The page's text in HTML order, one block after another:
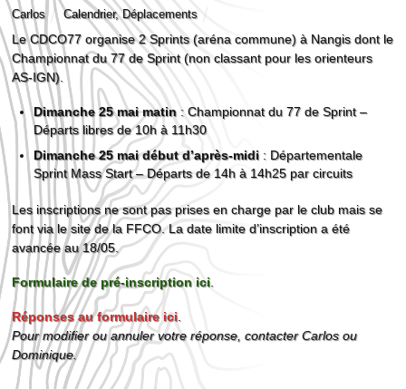
Carlos Calendrier,Déplacements
Le CDCO77 organise 2 Sprints (aréna commune) à Nangis dont le
Championnat du 77 de Sprint (non classant pour les orienteurs
AS-IGN).
Dimanche 25 mai matin : Championnat du 77 de Sprint –
Départs libres de 10h à 11h30
Dimanche 25 mai début d’après-midi : Départementale
Sprint Mass Start – Départs de 14h à 14h25 par circuits
Les inscriptions ne sont pas prises en charge par le club mais se
font via le site de la FFCO. La date limite d’inscription a été
avancée au 18/05.
Formulaire de pré-inscription ici
Réponses au formulaire ici
Pour modifier ou annuler votre réponse, contacter Carlos ou
Dominique.